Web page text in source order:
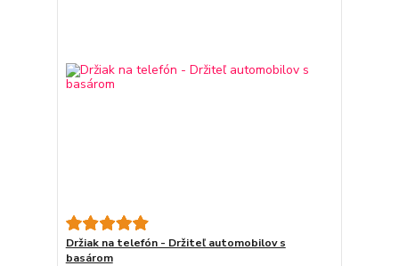
Držiak na telefón - Držiteľ automobilov s
basárom